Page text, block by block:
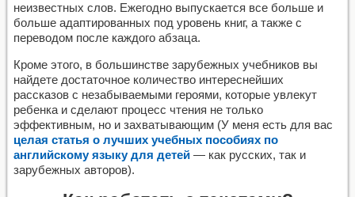
неизвестных слов. Ежегодно выпускается все больше и
больше адаптированных под уровень книг, а также с
переводом после каждого абзаца.
Кроме этого, в большинстве зарубежных учебников вы
найдете достаточное количество интереснейших
рассказов с незабываемыми героями, которые увлекут
ребенка и сделают процесс чтения не только
эффективным, но и захватывающим (У меня есть для вас
целая статья о лучших учебных пособиях по
английскому языку для детей — как русских, так и
зарубежных авторов).